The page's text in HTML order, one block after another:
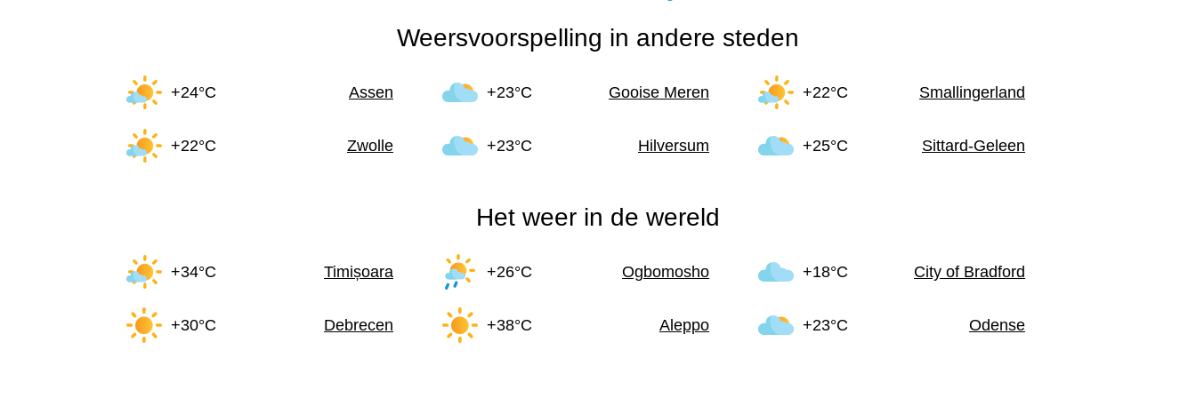
Weersvoorspelling in andere steden
+24°C Assen +23°C Gooise Meren +22°C Smallingerland
+22°C Zwolle +23°C Hilversum +25°C Sittard-Geleen
Het weer in de wereld
+34°C Timișoara +26°C Ogbomosho +18°C City of Bradford
+30°C Debrecen +38°C Aleppo +23°C Odense